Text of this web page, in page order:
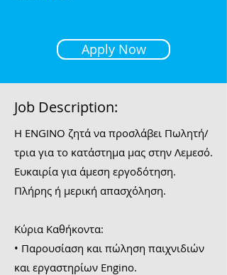
Apply Now
Job Description:
H ENGINO ζητά να προσλάβει Πωλητή/
τρια για το κατάστημα μας στην Λεμεσό.
Ευκαιρία για άμεση εργοδότηση.
Πλήρης ή μερική απασχόληση.
Κύρια Καθήκοντα:
• Παρουσίαση και πώληση παιχνιδιών
και εργαστηρίων Engino.